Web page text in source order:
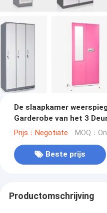
De slaapkamer
Garderobe van het 3
Prijs：Negotiate MOQ：
Beste prijs
Productomschrijving